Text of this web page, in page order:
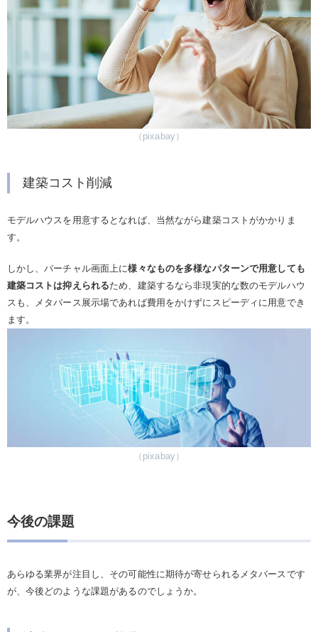
（pixabay）
建築コスト削減
モデルハウスを用意するとなれば、当然ながら建築コストがかかりま
す。
しかし、バーチャル画面上に様々なものを多様なパターンで用意しても
建築コストは抑えられるため、建築するなら非現実的な数のモデルハウ
スも、メタバース展示場であれば費用をかけずにスピーディに用意でき
ます。
（pixabay）
今後の課題
あらゆる業界が注目し、その可能性に期待が寄せられるメタバースです
が、今後どのような課題があるのでしょうか。